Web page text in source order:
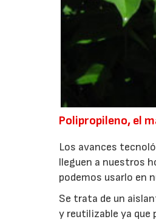
Polipropileno, el
Los avances
lleguen a nuestros
podemos usarlo en
Se trata de un
y reutilizable ya que